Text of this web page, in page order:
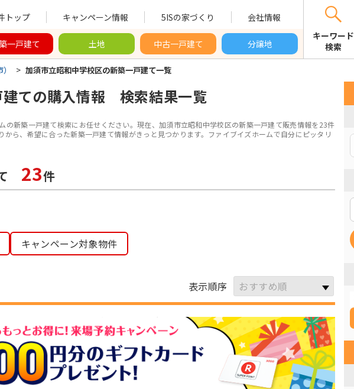
トップ キャンペーン情報 5ISの家づくり 会社情報
一戸建て 土地 中古一戸建て 分譲地
キーワード
検索
> 加須市立昭和中学校区の新築一戸建て一覧
ての購入情報 検索結果一覧
の新築一戸建て検索にお任せください。現在、 加須市立昭和中学校区の新築一戸建て販売情報を23件
ら、希望に合った新築一戸建て情報がきっと見つかります。ファイブイズホームで自分にピッタリ
23件
キャンペーン対象物件
表示順序